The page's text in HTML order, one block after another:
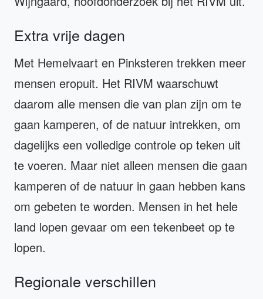
Extra vrije dagen
Met Hemelvaart en Pinksteren trekken meer
mensen eropuit. Het RIVM waarschuwt
daarom alle mensen die van plan zijn om te
gaan kamperen, of de natuur intrekken, om
dagelijks een volledige controle op teken uit
te voeren. Maar niet alleen mensen die gaan
kamperen of de natuur in gaan hebben kans
om gebeten te worden. Mensen in het hele
land lopen gevaar om een tekenbeet op te
lopen.
Regionale verschillen